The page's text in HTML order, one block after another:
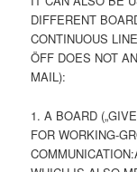
DIFFERENT
CONTINUOUS
ÖFF DOES NOT
MAIL):
1. A BOARD
FOR WORKING-